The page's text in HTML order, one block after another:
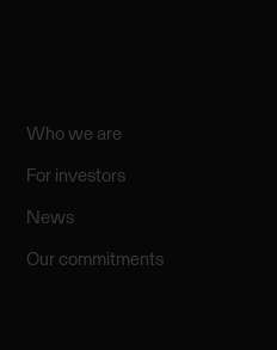
Who we are
For investors
News
Our commitments